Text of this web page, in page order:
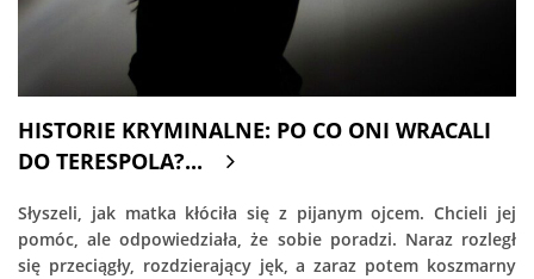
HISTORIE KRYMINALNE: PO CO ONI WRACALI
DO TERESPOLA?...
Słyszeli, jak matka kłóciła się z pijanym ojcem. Chcieli jej
pomóc, ale odpowiedziała, że sobie poradzi. Naraz rozległ
się przeciągły, rozdzierający jęk, a zaraz potem koszmarny